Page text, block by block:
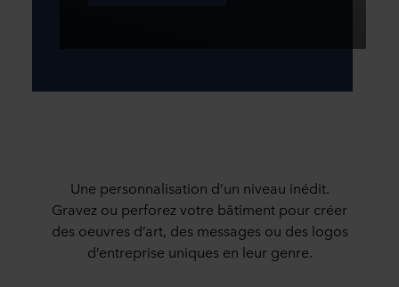
Une personnalisation d’un niveau inédit.
Gravez ou perforez votre bâtiment pour créer
des oeuvres d’art, des messages ou des logos
d’entreprise uniques en leur genre.